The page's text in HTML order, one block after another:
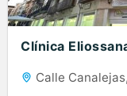
Clínica
Calle